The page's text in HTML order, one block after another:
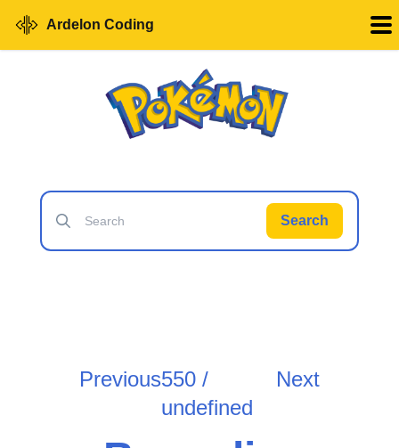
Ardelon Coding
Search
Previous550 /
undefined
Next